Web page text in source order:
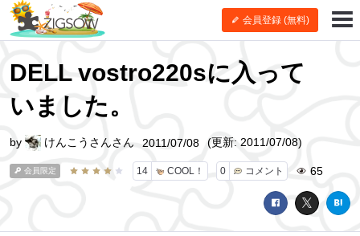
会員登録 (無料)
DELL vostro220sに入って
いました。
会員限定 14 COOL！ 0 コメント 65
by けんこうさんさん 2011/07/08 (更新: 2011/07/08)